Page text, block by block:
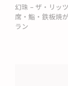
幻珠 – ザ・リッ
席・鮨・鉄板焼
ラン